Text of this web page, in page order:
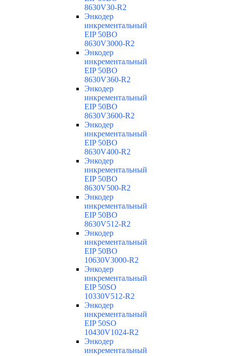
8630V30-R2
Энкодер
инкрементальный
EIP 50BO
8630V3000-R2
Энкодер
инкрементальный
EIP 50BO
8630V360-R2
Энкодер
инкрементальный
EIP 50BO
8630V3600-R2
Энкодер
инкрементальный
EIP 50BO
8630V400-R2
Энкодер
инкрементальный
EIP 50BO
8630V500-R2
Энкодер
инкрементальный
EIP 50BO
8630V512-R2
Энкодер
инкрементальный
EIP 50BO
10630V3000-R2
Энкодер
инкрементальный
EIP 50SO
10330V512-R2
Энкодер
инкрементальный
EIP 50SO
10430V1024-R2
Энкодер
инкрементальный